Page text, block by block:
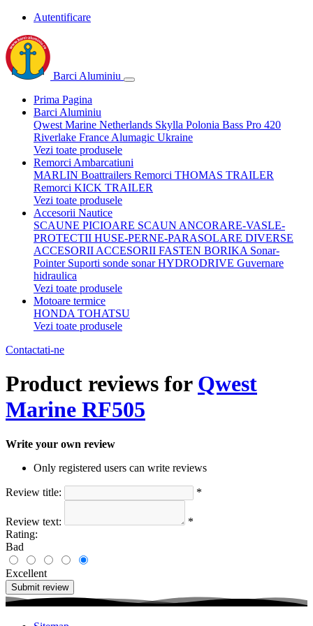
Autentificare
Barci Aluminiu
Prima Pagina
Barci Aluminiu
Qwest Marine Netherlands Skylla Polonia Bass Pro 420
Riverlake France Alumagic Ukraine
Vezi toate produsele
Remorci Ambarcatiuni
MARLIN Boattrailers Remorci THOMAS TRAILER
Remorci KICK TRAILER
Vezi toate produsele
Accesorii Nautice
SCAUNE PICIOARE SCAUN ANCORARE-VASLE-
PROTECTII HUSE-PERNE-PARASOLARE DIVERSE
ACCESORII ACCESORII FASTEN BORIKA Sonar-
Pointer Suporti sonde sonarHYDRODRIVE Guvernare
hidraulica
Vezi toate produsele
Motoare termice
HONDA TOHATSU
Vezi toate produsele
Contactati-ne
Product reviews for Qwest
Marine RF505
Write your own review
Only registered users can write reviews
Review title: *
Review text:
*
Rating:
Bad
Excellent
Submit review